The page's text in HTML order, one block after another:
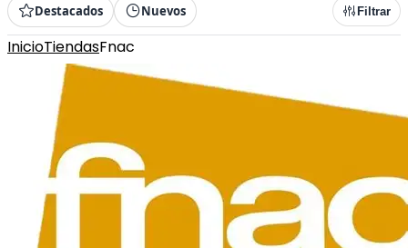
Destacados Nuevos Filtrar
InicioTiendasFnac